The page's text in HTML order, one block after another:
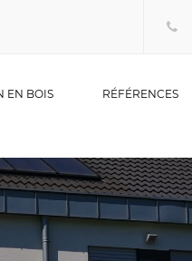
EN BOIS
RÉFÉRENCES